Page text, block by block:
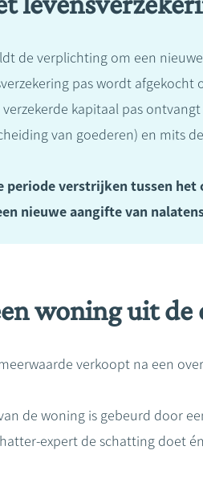
de verplichting om een
pas wordt
kapitaal pas
van goederen) en mits
periode verstrijken tussen
nieuwe aangifte van
woning uit
verkoopt na een
de woning is gebeurd door
expert de schatting doet